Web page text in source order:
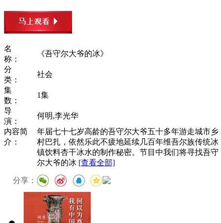
名
称：
《吾守尔大爷的冰》
分
类：
社会
集
数：
1集
导
演：
何明,李光华
内容简
介：
年届七十七岁高龄的吾守尔大爷五十多年游走城市乡
村巴扎，依然乐此不疲地延续几百年维吾尔族传统冰
镇饮料杏干冰水的制作秘密。节目中我们将寻找吾守
尔大爷的冰 [查看全部]
分享：